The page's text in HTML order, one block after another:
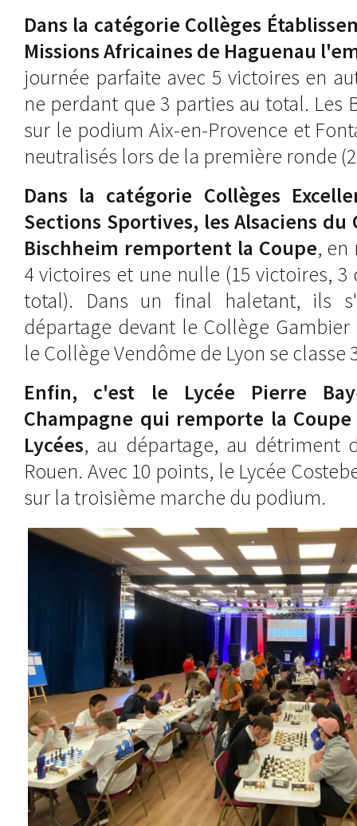
Dans la catégorie Collèges
Missions Africaines de Haguenau
journée parfaite avec 5 victoires en
ne perdant que 3 parties au total. Les
sur le podium Aix-en-Provence et
neutralisés lors de la première ronde
Dans la catégorie Collèges
Sections Sportives, les Alsaciens du
Bischheim remportent la Coupe, en
4 victoires et une nulle (15 victoires,
total). Dans un final haletant, ils
départage devant le Collège
le Collège Vendôme de Lyon se classe
Enfin, c'est le Lycée Pierre
Champagne qui remporte la Coupe
Lycées, au départage, au détriment
Rouen. Avec 10 points, le Lycée
sur la troisième marche du podium.